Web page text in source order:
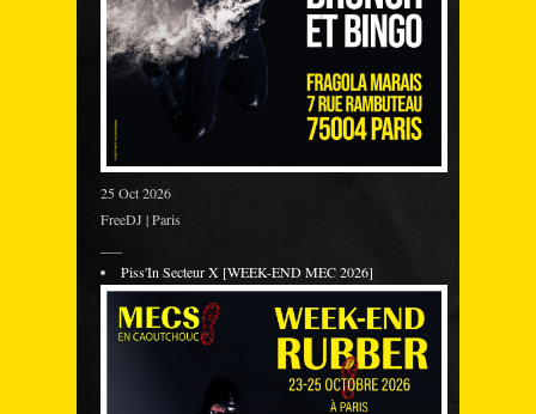
25 Oct 2026
FreeDJ | Paris
Piss'In Secteur X [WEEK-END MEC 2026]